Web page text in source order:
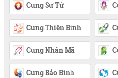
Cung Sư Tử
Cung Thiên Bình
Cung Nhân Mã
Cung Bảo Bình